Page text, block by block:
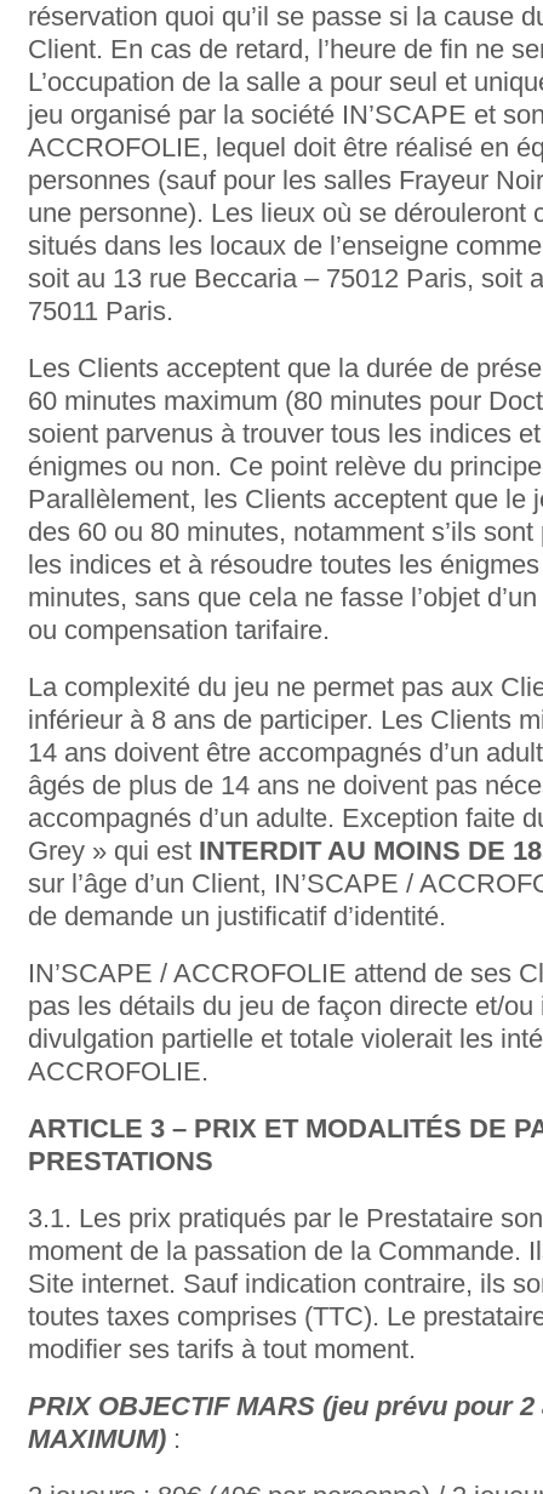
réservation quoi qu’il se passe si la cause
Client. En cas de retard, l’heure de fin ne
L’occupation de la salle a pour seul et
jeu organisé par la société IN’SCAPE et
ACCROFOLIE, lequel doit être réalisé en
personnes (sauf pour les salles Frayeur
une personne). Les lieux où se dérouleront
situés dans les locaux de l’enseigne
soit au 13 rue Beccaria – 75012 Paris, soit
75011 Paris.
Les Clients acceptent que la durée de
60 minutes maximum (80 minutes pour
soient parvenus à trouver tous les indices
énigmes ou non. Ce point relève du
Parallèlement, les Clients acceptent que le
des 60 ou 80 minutes, notamment s’ils
les indices et à résoudre toutes les
minutes, sans que cela ne fasse l’objet
ou compensation tarifaire.
La complexité du jeu ne permet pas aux
inférieur à 8 ans de participer. Les Clients
14 ans doivent être accompagnés d’un
âgés de plus de 14 ans ne doivent pas
accompagnés d’un adulte. Exception faite
Grey » qui est INTERDIT AU MOINS DE
sur l’âge d’un Client, IN’SCAPE /
de demande un justificatif d’identité.
IN’SCAPE / ACCROFOLIE attend de ses
pas les détails du jeu de façon directe et/ou
divulgation partielle et totale violerait les
ACCROFOLIE.
ARTICLE 3 – PRIX ET MODALITÉS DE
PRESTATIONS
3.1. Les prix pratiqués par le Prestataire
moment de la passation de la Commande.
Site internet. Sauf indication contraire, ils
toutes taxes comprises (TTC). Le
modifier ses tarifs à tout moment.
PRIX OBJECTIF MARS (jeu prévu pour
MAXIMUM) :